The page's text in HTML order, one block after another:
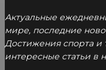
Актуальные
мире, последние
Достижения спорта и
интересные статьи